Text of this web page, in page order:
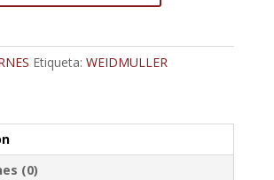
Etiqueta: WEIDMULLER
(0)